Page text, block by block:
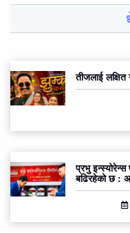
तीजलाई
प्रभु इन्स्योरेन्स
बढिरहेको छ :